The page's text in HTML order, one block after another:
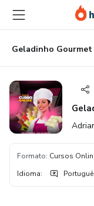
para
conteúdo
principal
para
pagamento
para
rodapé
Formato: Cursos
Idioma: